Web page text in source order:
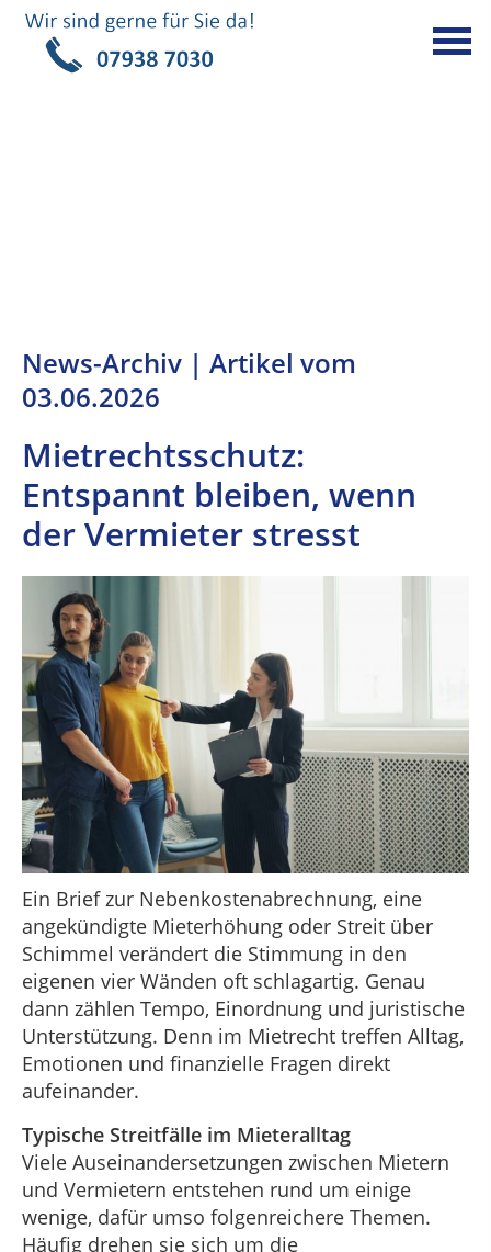
News-Archiv | Artikel vom
03.06.2026
Mietrechtsschutz:
Entspannt bleiben, wenn
der Vermieter stresst
Ein Brief zur Nebenkostenabrechnung, eine
angekündigte Mieterhöhung oder Streit über
Schimmel verändert die Stimmung in den
eigenen vier Wänden oft schlagartig. Genau
dann zählen Tempo, Einordnung und juristische
Unterstützung. Denn im Mietrecht treffen Alltag,
Emotionen und finanzielle Fragen direkt
aufeinander.
Typische Streitfälle im Mieteralltag
Viele Auseinandersetzungen zwischen Mietern
und Vermietern entstehen rund um einige
wenige, dafür umso folgenreichere Themen.
Häufig drehen sie sich um die